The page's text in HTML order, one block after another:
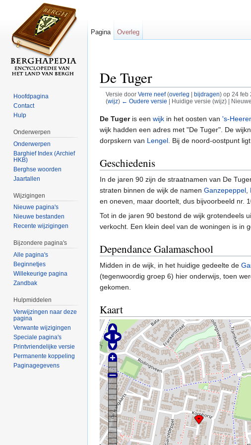
De Tuger
Versie door Verre neef (overleg bijdragen)op 24 feb
(wijz) ← Oudere versie | Huidige versie (wijz) |
De Tugeris een wijk in het oosten van 's-
wijk hadden een adres met "De Tuger". De
dorpskern van Lengel . Bij de noord-oostpunt
Geschiedenis
In de jaren 90 zijn de straatnamen van De
straten binnen de wijk de namen Ganzepeppel
en oneven, maar doortelt, dus bijvoorbeeld nr.
Tot in de jaren 90 bestond de wijk grotendeels
verkocht. Een klein deel van de woningen is in
Dependance Galamaschool
Midden in de wijk, in het huidige gedeelte de
(tegenwoordig groep 6) hier onderwijs, toen
gekomen.
Kaart
Pagina Overleg
Hoofdpagina
Contact
Hulp
Onderwerpen
Onderwerpen
Barghief Index (Archief
HKB)
Berghse woorden
Jaartallen
Wijzigingen
Nieuwe pagina's
Nieuwe bestanden
Recente wijzigingen
Bijzondere pagina's
Alle pagina's
Beginnetjes
Willekeurige pagina
Zandbak
Hulpmiddelen
Verwijzingen naar deze
pagina
Verwante wijzigingen
Speciale pagina's
Printvriendelijke versie
Permanente koppeling
Paginagegevens